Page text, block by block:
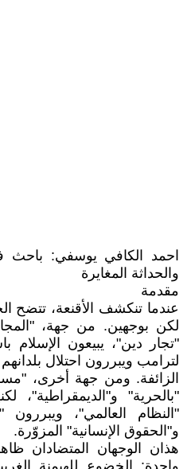
احمد الكافي يوسفي: باحث
والحداثة المغايرة
مقدمة
عندما تنكشف الأقنعة، تتضح
لكن بوجهين. من جهة،
"تجار دين"، يبيعون الإسلام
لترامب ويبررون احتلال
الزائفة. ومن جهة أخرى،
"بالحرية"
"النظام العالمي"، ويبررون
و"الحقوق الإنسانية" المزوّرة.
هذان الوجهان المتضادان